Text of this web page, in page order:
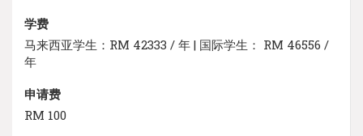
学费
马来西亚学生：RM 42333 / 年 | 国际学生： RM 46556 /
年
申请费
RM 100